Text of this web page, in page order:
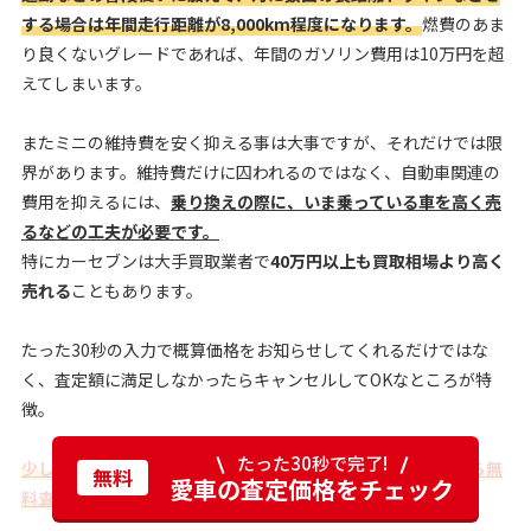
する場合は年間走行距離が8,000km程度になります。燃費のあま
り良くないグレードであれば、年間のガソリン費用は10万円を超
えてしまいます。
またミニの維持費を安く抑える事は大事ですが、それだけでは限
界があります。維持費だけに囚われるのではなく、自動車関連の
費用を抑えるには、 乗り換えの際に、いま乗っている車を高く売
るなどの工夫が必要です。
特にカーセブンは大手買取業者で40万円以上も買取相場より高く
売れることもあります。
たった30秒の入力で概算価格をお知らせしてくれるだけではな
く、査定額に満足しなかったらキャンセルしてOKなところが特
徴。
少しでも損をしたくない方は下記の「無料査定はこちら」から無
料査定をしてみてください。
無料 たった30秒で完了!
愛車の査定価格をチェック